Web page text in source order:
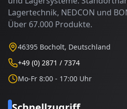
Lagertechnik, NEDCON und
Über 67.000 Produkte.
46395 Bocholt, Deutschland
+49 (0) 2871 / 7374
Mo-Fr 8:00 - 17:00 Uhr